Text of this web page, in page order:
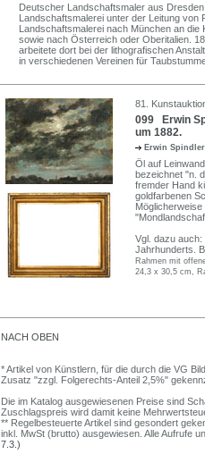
Deutscher Landschaftsmaler aus
Landschaftsmalerei unter der Leitung von
Landschaftsmalerei nach München an die
sowie nach Österreich oder Oberitalien.
arbeitete dort bei der lithografischen
in verschiedenen Vereinen für
81.
099 Erwin
um 1882.
Erwin
Öl auf
bezeichnet "n.
fremder Hand
goldfarbenen
Vgl. dazu
Jahrhunderts.
Rahmen mit
24,3 x 30,5 cm,
NACH OBEN
* Artikel von Künstlern, für die durch die VG
Zusatz "zzgl. Folgerechts-Anteil 2,5%"
Die im Katalog ausgewiesenen Preise sind
Zuschlagspreis wird damit keine
** Regelbesteuerte Artikel sind gesondert
inkl. MwSt (brutto) ausgewiesen. Alle Aufrufe
7.3.)